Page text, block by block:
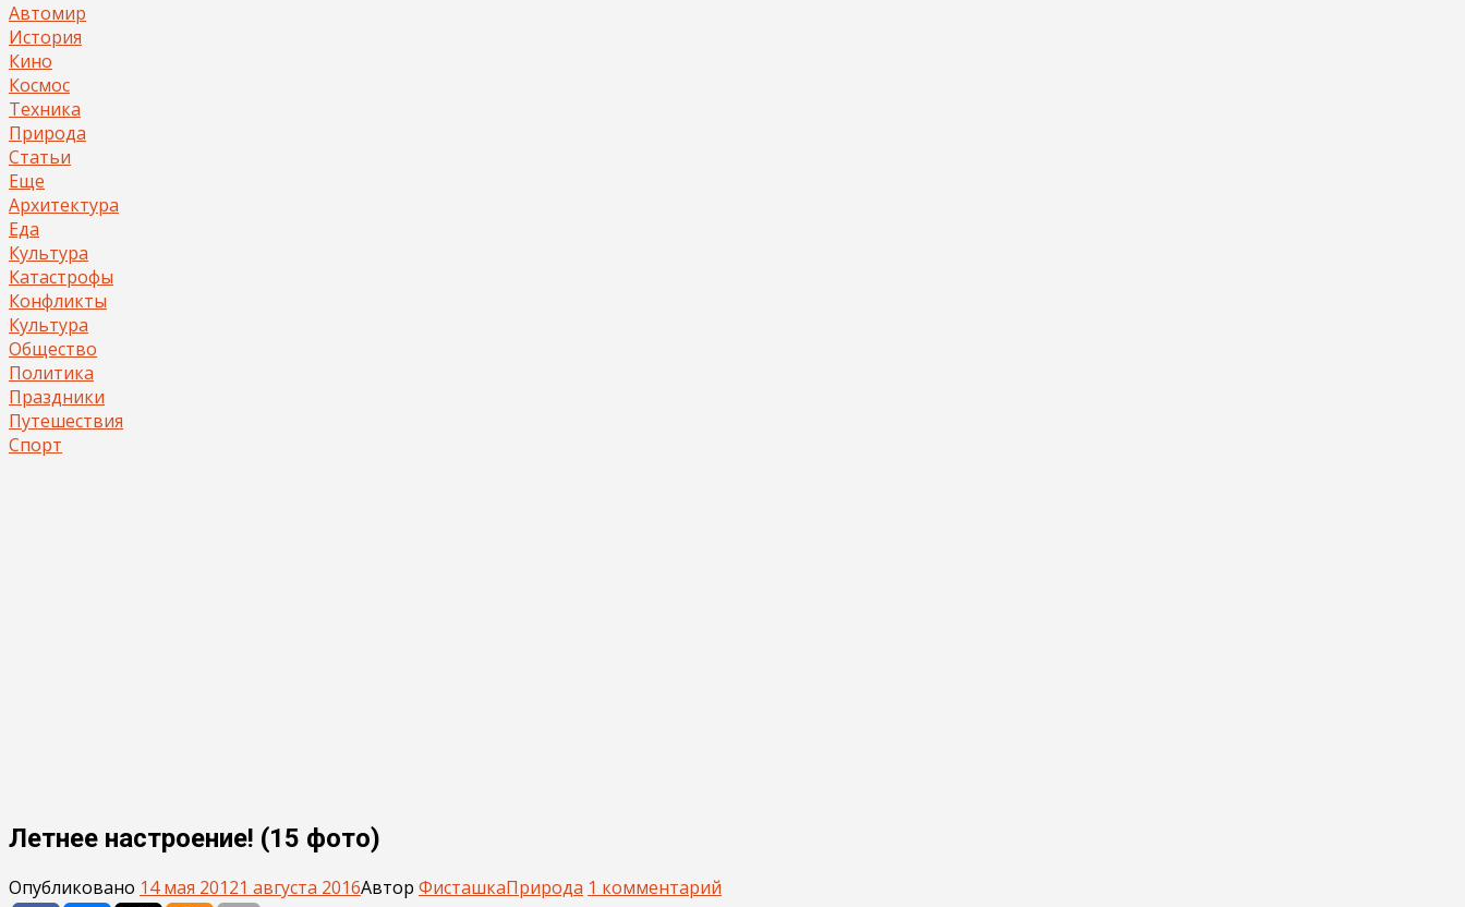
Автомир
История
Кино
Космос
Техника
Природа
Статьи
Еще
Архитектура
Еда
Культура
Катастрофы
Конфликты
Культура
Общество
Политика
Праздники
Путешествия
Спорт
Летнее настроение! (15 фото)
Опубликовано 14 мая 20121 августа 2016Автор ФисташкаПрирода 1 комментарий